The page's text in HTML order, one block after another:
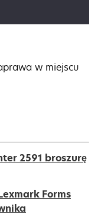
w miejscu
2591 broszurę
Forms